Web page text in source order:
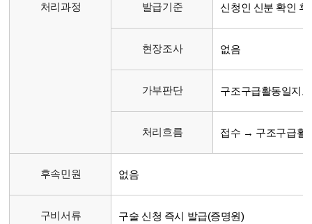
처리과정 발급기준 신청인 신분 확인
현장조사 없음
가부판단 구조구급활동일지
처리흐름 접수 → 구조구급활
후속민원 없음
구비서류 구술 신청 즉시 발급(증명원)